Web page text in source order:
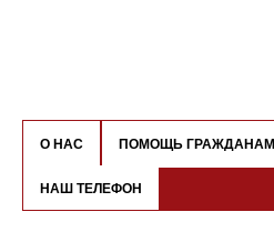
О НАС ПОМОЩЬ ГРАЖДАНАМ
НАШ ТЕЛЕФОН